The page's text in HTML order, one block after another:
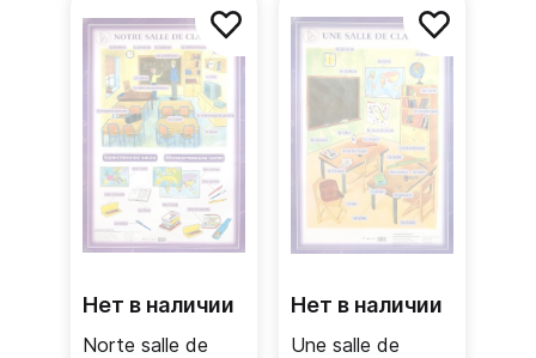
(французский
язык)
Двусторонний
плакат
(французский
язык)
Нет в наличии
Norte salle de
Нет в наличии
Une salle de